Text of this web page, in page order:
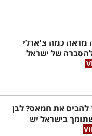
מראה כמה צ'ארלי
של ישראל
את חמאס? לבן
בישראל יש